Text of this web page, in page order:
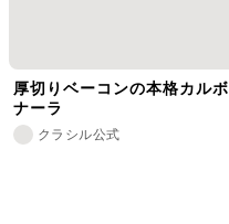
厚切りベーコンの本格カルボ
ナーラ
クラシル公式